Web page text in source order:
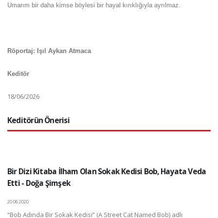
Umarım bir daha kimse böylesi bir hayal kırıklığıyla ayrılmaz.
Röportaj: Işıl Aykan Atmaca
Keditör
18/06/2026
Keditörün Önerisi
Bir Dizi Kitaba İlham Olan Sokak Kedisi Bob, Hayata Veda
Etti - Doğa Şimşek
20.06.2020
“Bob Adında Bir Sokak Kedisi” (A Street Cat Named Bob) adlı